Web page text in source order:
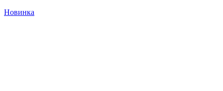
Новинка